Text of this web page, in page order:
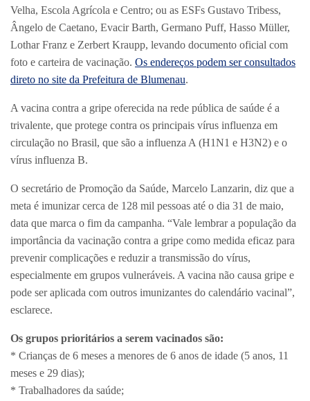
Velha, Escola Agrícola e Centro; ou as ESFs Gustavo Tribess,
Ângelo de Caetano, Evacir Barth, Germano Puff, Hasso Müller,
Lothar Franz e Zerbert Kraupp, levando documento oficial com
foto e carteira de vacinação. Os endereços podem ser consultados
direto no site da Prefeitura de Blumenau.
A vacina contra a gripe oferecida na rede pública de saúde é a
trivalente, que protege contra os principais vírus influenza em
circulação no Brasil, que são a influenza A (H1N1 e H3N2) e o
vírus influenza B.
O secretário de Promoção da Saúde, Marcelo Lanzarin, diz que a
meta é imunizar cerca de 128 mil pessoas até o dia 31 de maio,
data que marca o fim da campanha. “Vale lembrar a população da
importância da vacinação contra a gripe como medida eficaz para
prevenir complicações e reduzir a transmissão do vírus,
especialmente em grupos vulneráveis. A vacina não causa gripe e
pode ser aplicada com outros imunizantes do calendário vacinal”,
esclarece.
Os grupos prioritários a serem vacinados são:
* Crianças de 6 meses a menores de 6 anos de idade (5 anos, 11
meses e 29 dias);
* Trabalhadores da saúde;